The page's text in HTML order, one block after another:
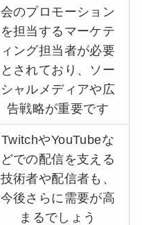
会のプロモーション
を担当するマーケテ
ィング担当者が必要
とされており、ソー
シャルメディアや広
告戦略が重要です
TwitchやYouTubeな
どでの配信を支える
技術者や配信者も、
今後さらに需要が高
まるでしょう